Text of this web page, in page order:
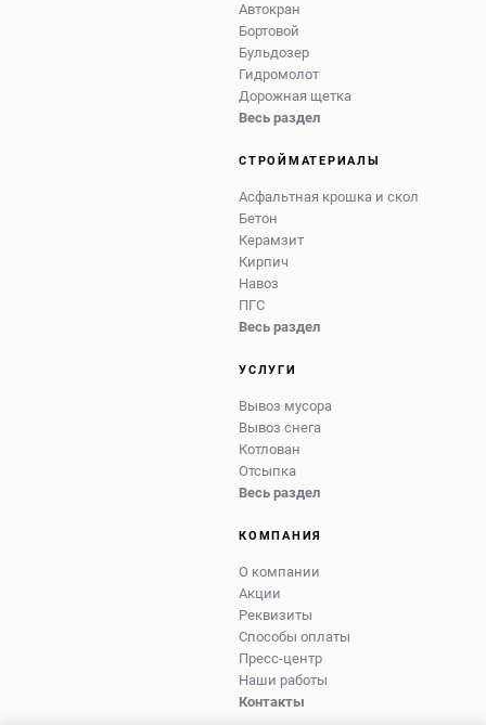
Автокран
Бортовой
Бульдозер
Гидромолот
Дорожная щетка
Весь раздел
СТРОЙМАТЕРИАЛЫ
Асфальтная крошка и скол
Бетон
Керамзит
Кирпич
Навоз
ПГС
Весь раздел
УСЛУГИ
Вывоз мусора
Вывоз снега
Котлован
Отсыпка
Весь раздел
КОМПАНИЯ
О компании
Акции
Реквизиты
Способы оплаты
Пресс-центр
Наши работы
Контакты